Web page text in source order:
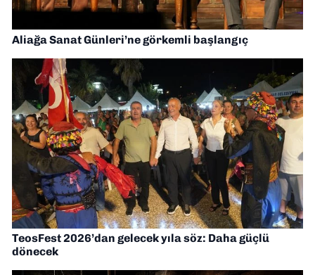
Aliağa Sanat Günleri’ne görkemli başlangıç
TeosFest 2026’dan gelecek yıla söz: Daha güçlü
dönecek